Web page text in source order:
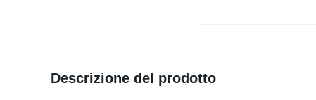
Descrizione del prodotto